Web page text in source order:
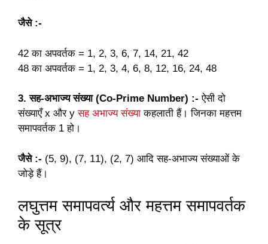
जैसे :-
42 का अपवर्तक = 1, 2, 3, 6, 7, 14, 21, 42
48 का अपवर्तक = 1, 2, 3, 4, 6, 8, 12, 16, 24, 48
3. सह-अभाज्य संख्या (Co-Prime Number) :- ऐसी दो
संख्याएँ x और yसह अभाज्य संख्या कहलाती हैं। जिनका महत्तम
समापवर्तक 1 हो।
जैसे :- (5, 9), (7, 11), (2, 7) आदि सह-अभाज्य संख्याओं के
जोड़े हैं।
लघुत्तम समापवर्त्य और महत्तम समापवर्तक
के सूत्र